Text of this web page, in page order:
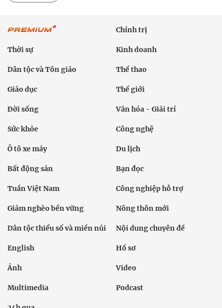
Chính trị
Thời sự Kinh doanh
Dân tộc và Tôn giáo Thể thao
Giáo dục Thế giới
Đời sống Văn hóa - Giải trí
Sức khỏe Công nghệ
Ô tô xe máy Du lịch
Bất động sản Bạn đọc
Tuần Việt Nam Công nghiệp hỗ trợ
Giảm nghèo bền vững Nông thôn mới
Dân tộc thiểu số và miền núi Nội dung chuyên đề
English Hồ sơ
Ảnh Video
Multimedia Podcast